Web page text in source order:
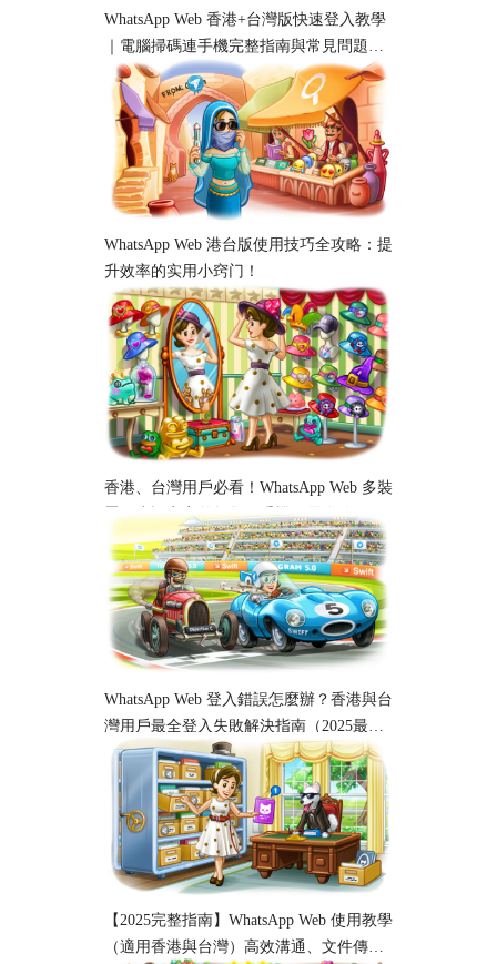
WhatsApp Web 香港+台灣版快速登入教學
｜電腦掃碼連手機完整指南與常見問題解
析
WhatsApp Web 港台版使用技巧全攻略：提
升效率的实用小窍门！
香港、台灣用戶必看！WhatsApp Web 多裝
置同步設定完整教學｜手機、電腦跨平台
使用指南
WhatsApp Web 登入錯誤怎麼辦？香港與台
灣用戶最全登入失敗解決指南（2025最
新）
【2025完整指南】WhatsApp Web 使用教學
（適用香港與台灣）高效溝通、文件傳輸